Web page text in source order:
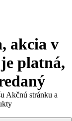
akcia v
platná,
Akčnú stránku a